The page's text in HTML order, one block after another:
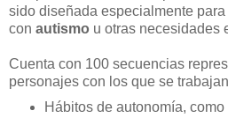
sido diseñada especialmente
con autismo u otras necesidades
Cuenta con 100 secuencias
personajes con los que se
Hábitos de autonomía,